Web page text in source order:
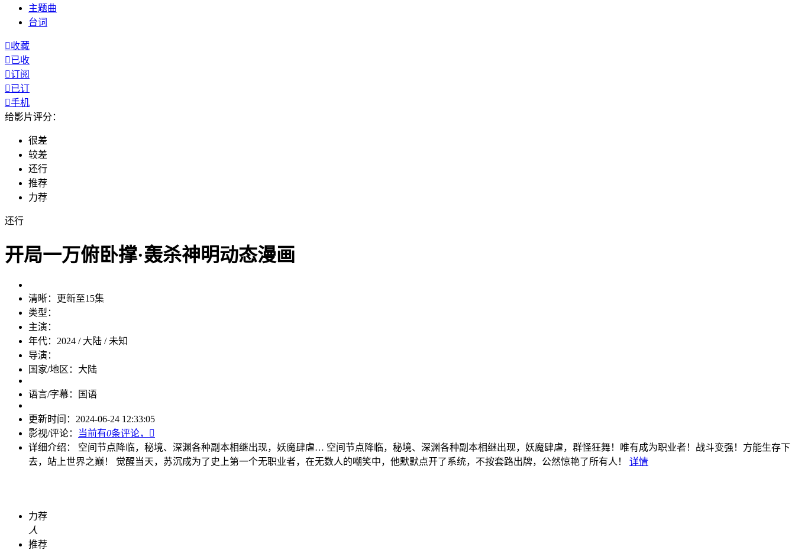
主题曲
台词
收藏
已收
订阅
已订
手机
给影片评分：
很差
较差
还行
推荐
力荐
还行
开局一万俯卧撑·轰杀神明动态漫画
清晰：
更新至15集
类型：
主演：
年代： 2024 / 大陆 / 未知
导演：
国家/地区： 大陆
语言/字幕： 国语
更新时间： 2024-06-24 12:33:05
影视/评论：
当前有0条评论，

详细介绍：
空间节点降临，秘境、深渊各种副本相继出现，妖魔肆虐… 空间节点降临，秘境、深渊各种副本相继出现，妖魔肆虐，群怪狂舞！唯有成为职业者！战斗变强！方能生存下
去，站上世界之巅！ 觉醒当天，苏沉成为了史上第一个无职业者，在无数人的嘲笑中，他默默点开了系统，不按套路出牌，公然惊艳了所有人！
详情
力荐
人
推荐